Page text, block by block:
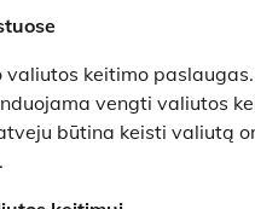
keitimo
vengti valiutos
būtina keisti valiutą